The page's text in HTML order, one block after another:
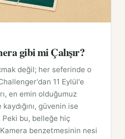
gibi mi Çalışır?
değil; her seferinde o
11 Eylül'e
en emin olduğumuz
güvenin ise
bu, belleğe hiç
benzetmesinin nesi